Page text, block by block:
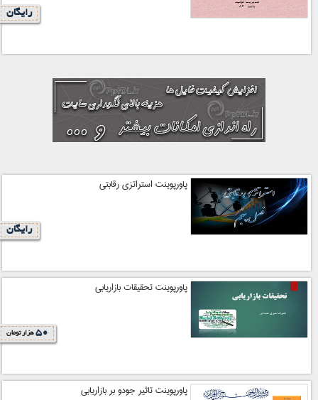
رایگان
پاورپوینت استراتزی رقابتی
رایگان
پاورپوینت تحقیقات بازاریابی
50 هزار تومان
پاورپوینت تاثیر جودو بر بازاریابی